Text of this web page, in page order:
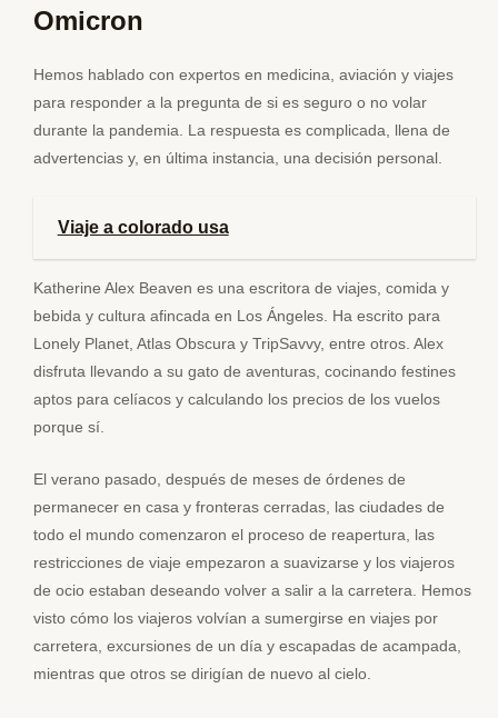
Omicron
Hemos hablado con expertos en medicina, aviación y viajes
para responder a la pregunta de si es seguro o no volar
durante la pandemia. La respuesta es complicada, llena de
advertencias y, en última instancia, una decisión personal.
Viaje a colorado usa
Katherine Alex Beaven es una escritora de viajes, comida y
bebida y cultura afincada en Los Ángeles. Ha escrito para
Lonely Planet, Atlas Obscura y TripSavvy, entre otros. Alex
disfruta llevando a su gato de aventuras, cocinando festines
aptos para celíacos y calculando los precios de los vuelos
porque sí.
El verano pasado, después de meses de órdenes de
permanecer en casa y fronteras cerradas, las ciudades de
todo el mundo comenzaron el proceso de reapertura, las
restricciones de viaje empezaron a suavizarse y los viajeros
de ocio estaban deseando volver a salir a la carretera. Hemos
visto cómo los viajeros volvían a sumergirse en viajes por
carretera, excursiones de un día y escapadas de acampada,
mientras que otros se dirigían de nuevo al cielo.